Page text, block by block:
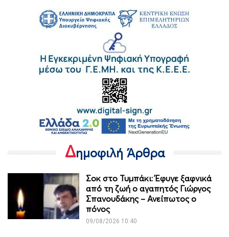
Δημοφιλή Άρθρα
Σοκ στο Τυμπάκι: Έφυγε ξαφνικά
από τη ζωή ο αγαπητός Γιώργος
Σπανουδάκης – Ανείπωτος ο
πόνος
09/08/2026 10:40